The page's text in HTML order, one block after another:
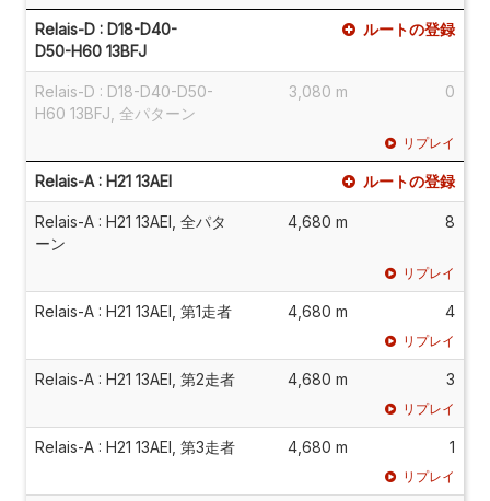
Relais-D : D18-D40-
D50-H60 13BFJ
ルートの登録
Relais-D : D18-D40-D50-
H60 13BFJ, 全パターン
3,080 m 0
リプレイ
Relais-A : H21 13AEI ルートの登録
Relais-A : H21 13AEI, 全パタ
ーン
4,680 m 8
リプレイ
Relais-A : H21 13AEI, 第1走者 4,680 m 4
リプレイ
Relais-A : H21 13AEI, 第2走者 4,680 m 3
リプレイ
Relais-A : H21 13AEI, 第3走者 4,680 m 1
リプレイ